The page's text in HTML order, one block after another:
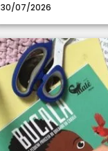
30/07/2026